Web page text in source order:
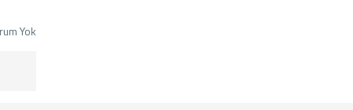
Yok